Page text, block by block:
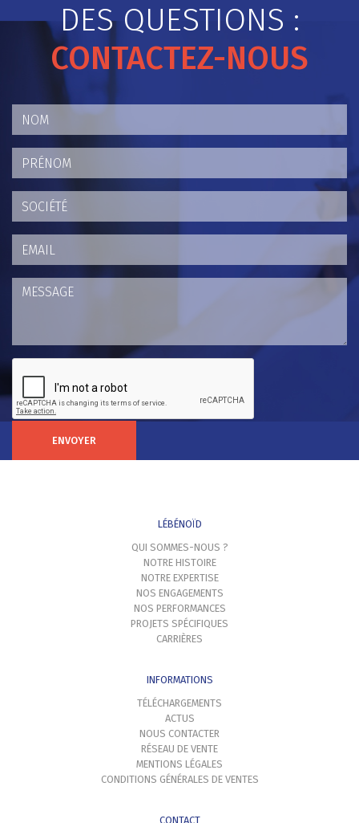
DES QUESTIONS :
CONTACTEZ-NOUS
ENVOYER
LÉBÉNOÏD
QUI SOMMES-NOUS ?
NOTRE HISTOIRE
NOTRE EXPERTISE
NOS ENGAGEMENTS
NOS PERFORMANCES
PROJETS SPÉCIFIQUES
CARRIÈRES
INFORMATIONS
TÉLÉCHARGEMENTS
ACTUS
NOUS CONTACTER
RÉSEAU DE VENTE
MENTIONS LÉGALES
CONDITIONS GÉNÉRALES DE VENTES
CONTACT